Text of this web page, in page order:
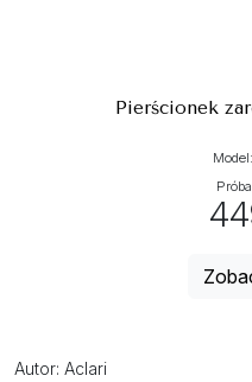
Pierścionek
Model:
Autor: Aclari